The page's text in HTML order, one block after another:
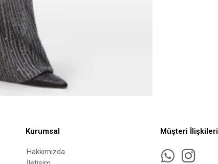
Kurumsal
Hakkımızda
Müşteri İlişkileri